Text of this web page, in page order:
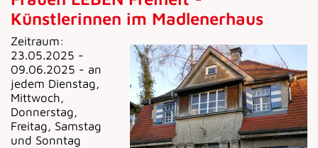
Künstlerinnen im Madlenerhaus
Zeitraum:
23.05.2025 -
09.06.2025 - an
jedem Dienstag,
Mittwoch,
Donnerstag,
Freitag, Samstag
und Sonntag